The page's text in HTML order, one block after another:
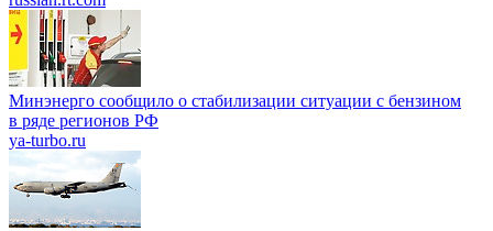
Минэнерго сообщило о стабилизации ситуации с бензином
в ряде регионов РФ
ya-turbo.ru